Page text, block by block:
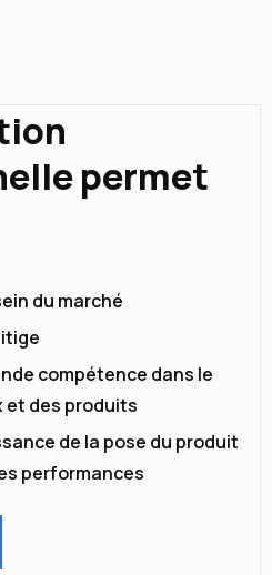
permet
du marché
compétence dans le
et des produits
de la pose du produit
performances